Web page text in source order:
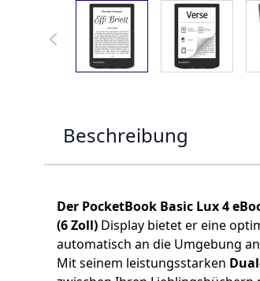
View larger image
View
Beschreibung
Der PocketBook Basic Lux 4
(6 Zoll) Display bietet er eine
automatisch an die Umgebung
Mit seinem leistungsstarken